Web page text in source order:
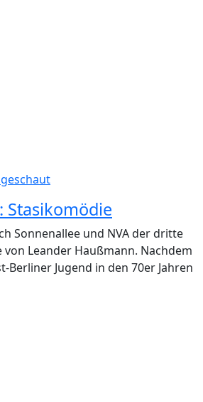
Stasikomödie
Sonnenallee und NVA der dritte
von Leander Haußmann. Nachdem
Berliner Jugend in den 70er Jahren